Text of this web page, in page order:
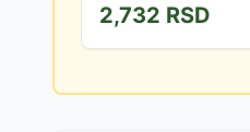
M551dn, M551n,
6000...
2,732 RSD